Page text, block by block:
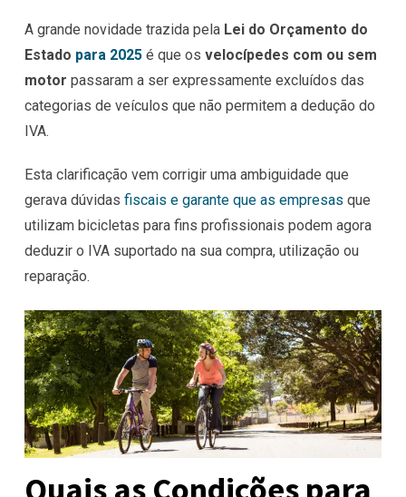
A grande novidade trazida pela Lei do Orçamento do
Estado para 2025 é que os velocípedes com ou sem
motor passaram a ser expressamente excluídos das
categorias de veículos que não permitem a dedução do
IVA.
Esta clarificação vem corrigir uma ambiguidade que
gerava dúvidas fiscais e garante que as empresas que
utilizam bicicletas para fins profissionais podem agora
deduzir o IVA suportado na sua compra, utilização ou
reparação.